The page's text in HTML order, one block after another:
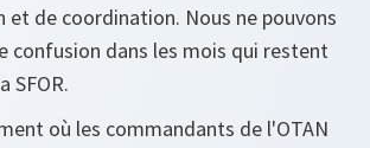
et de coordination. Nous ne pouvons
confusion dans les mois qui restent
SFOR.
où les commandants de l'OTAN